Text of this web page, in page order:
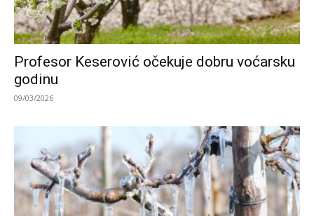
Profesor Keserović očekuje dobru voćarsku
godinu
09/03/2026